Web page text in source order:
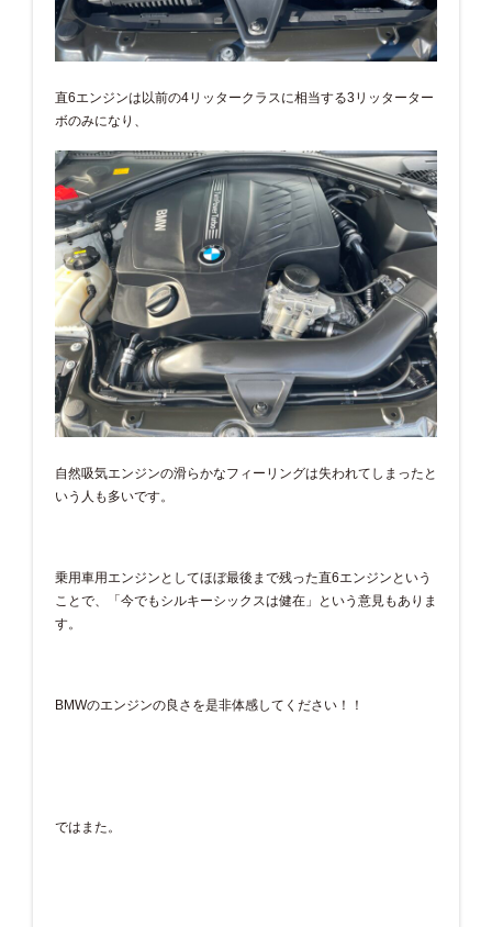
直6エンジンは以前の4リッタークラスに相当する3リッターター
ボのみになり、
自然吸気エンジンの滑らかなフィーリングは失われてしまったと
いう人も多いです。
乗用車用エンジンとしてほぼ最後まで残った直6エンジンという
ことで、「今でもシルキーシックスは健在」という意見もありま
す。
BMWのエンジンの良さを是非体感してください！！
ではまた。